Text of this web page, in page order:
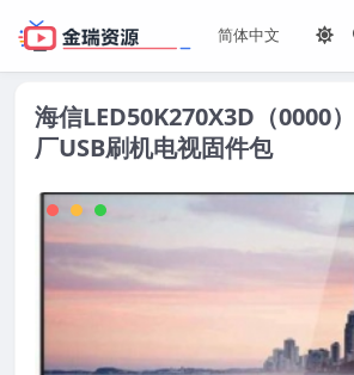
海信LED50K270X3D（0000
厂USB刷机电视固件包